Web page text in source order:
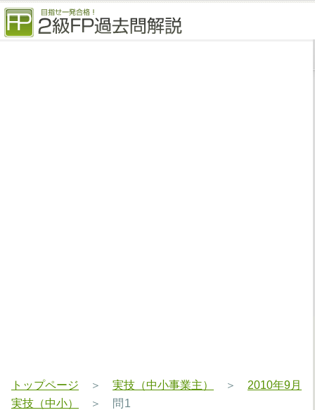
トップページ ＞ 実技（中小事業主） ＞ 2010年9月
実技（中小）
＞ 問1